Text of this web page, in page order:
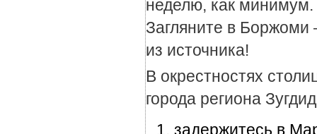
неделю, как минимум.
Загляните в Боржоми
из источника!
В окрестностях
города региона
задержитесь в